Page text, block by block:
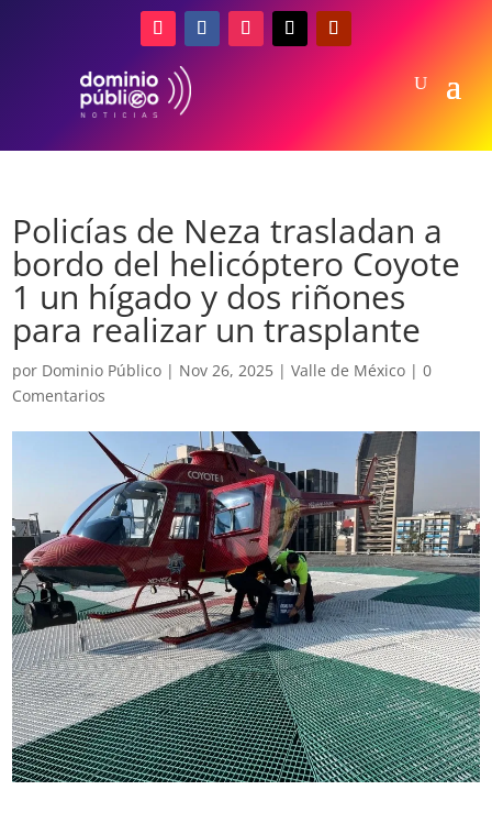
Policías de Neza trasladan a
bordo del helicóptero Coyote
1 un hígado y dos riñones
para realizar un trasplante
por Dominio Público | Nov 26, 2025 |Valle de México |0
Comentarios